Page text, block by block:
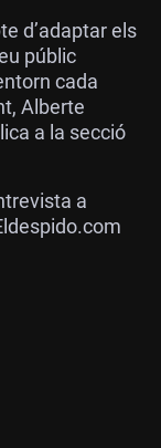
d’adaptar els
públic
cada
Alberte
a la secció
a